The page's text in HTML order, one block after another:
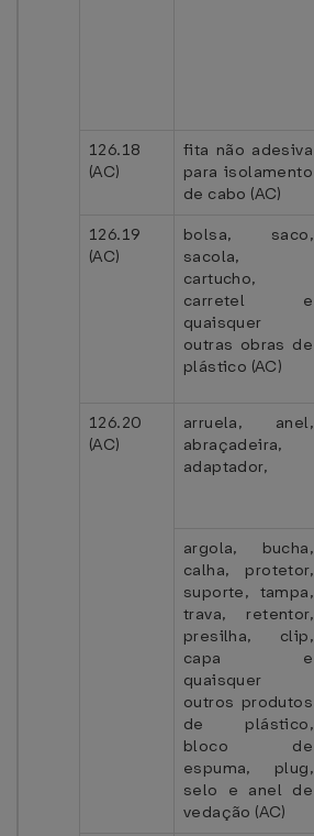
126.18
(AC)
fita não adesiva
para isolamento
de cabo (AC)
126.19
(AC)
bolsa, saco,
sacola,
cartucho,
carretel e
quaisquer
outras obras de
plástico (AC)
126.20
(AC)
arruela, anel,
abraçadeira,
adaptador,
argola, bucha,
calha, protetor,
suporte, tampa,
trava, retentor,
presilha, clip,
capa e
quaisquer
outros produtos
de plástico,
bloco de
espuma, plug,
selo e anel de
vedação (AC)